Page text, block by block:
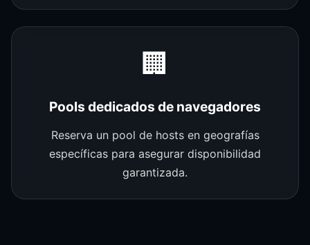
🏢
Pools dedicados de navegadores
Reserva un pool de hosts en geografías
específicas para asegurar disponibilidad
garantizada.